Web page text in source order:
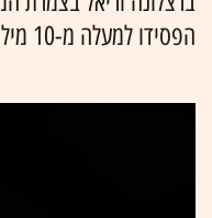
הפסידו למעלה מ-10 מיליון אירו בשנה